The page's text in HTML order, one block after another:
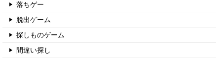
落ちゲー
脱出ゲーム
探しものゲーム
間違い探し